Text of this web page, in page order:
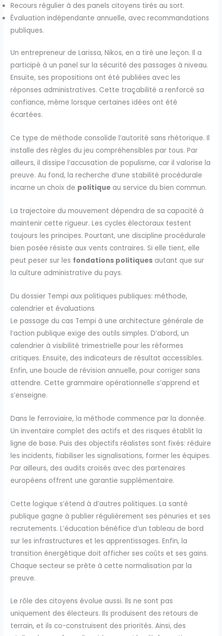
Recours régulier à des panels citoyens tirés au sort.
Évaluation indépendante annuelle, avec recommandations
publiques.
Un entrepreneur de Larissa, Nikos, en a tiré une leçon. Il a
participé à un panel sur la sécurité des passages à niveau.
Ensuite, ses propositions ont été publiées avec les
réponses administratives. Cette traçabilité a renforcé sa
confiance, même lorsque certaines idées ont été
écartées.
Ce type de méthode consolide l’autorité sans rhétorique. Il
installe des règles du jeu compréhensibles par tous. Par
ailleurs, il dissipe l’accusation de populisme, car il valorise la
preuve. Au fond, la recherche d’une stabilité procédurale
incarne un choix de politique au service du bien commun.
La trajectoire du mouvement dépendra de sa capacité à
maintenir cette rigueur. Les cycles électoraux testent
toujours les principes. Pourtant, une discipline procédurale
bien posée résiste aux vents contraires. Si elle tient, elle
peut peser sur les fondations politiques autant que sur
la culture administrative du pays.
Du dossier Tempi aux politiques publiques: méthode,
calendrier et évaluations
Le passage du cas Tempi à une architecture générale de
l’action publique exige des outils simples. D’abord, un
calendrier à visibilité trimestrielle pour les réformes
critiques. Ensuite, des indicateurs de résultat accessibles.
Enfin, une boucle de révision annuelle, pour corriger sans
attendre. Cette grammaire opérationnelle s’apprend et
s’enseigne.
Dans le ferroviaire, la méthode commence par la donnée.
Un inventaire complet des actifs et des risques établit la
ligne de base. Puis des objectifs réalistes sont fixés: réduire
les incidents, fiabiliser les signalisations, former les équipes.
Par ailleurs, des audits croisés avec des partenaires
européens offrent une garantie supplémentaire.
Cette logique s’étend à d’autres politiques. La santé
publique gagne à publier régulièrement ses pénuries et ses
recrutements. L’éducation bénéfice d’un tableau de bord
sur les infrastructures et les apprentissages. Enfin, la
transition énergétique doit afficher ses coûts et ses gains.
Chaque secteur se prête à cette normalisation par la
preuve.
Le rôle des citoyens évolue aussi. Ils ne sont pas
uniquement des électeurs. Ils produisent des retours de
terrain, et ils co-construisent des priorités. Ainsi, des